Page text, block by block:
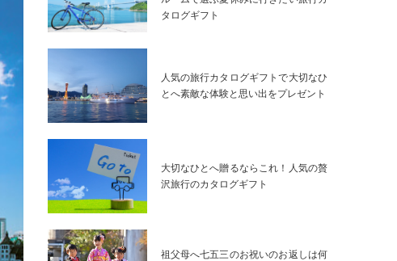
タログギフト
人気の旅行カタログギフトで大切なひ
とへ素敵な体験と思い出をプレゼント
大切なひとへ贈るならこれ！人気の贅
沢旅行のカタログギフト
祖父母へ七五三のお祝いのお返しは何